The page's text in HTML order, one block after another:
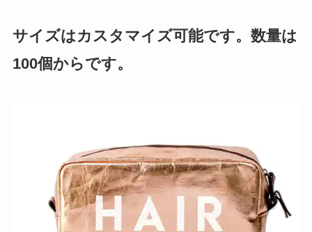
サイズはカスタマイズ可能です。数量は
100個からです。